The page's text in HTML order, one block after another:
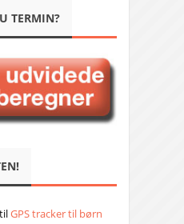
TERMIN?
tilGPS tracker til børn